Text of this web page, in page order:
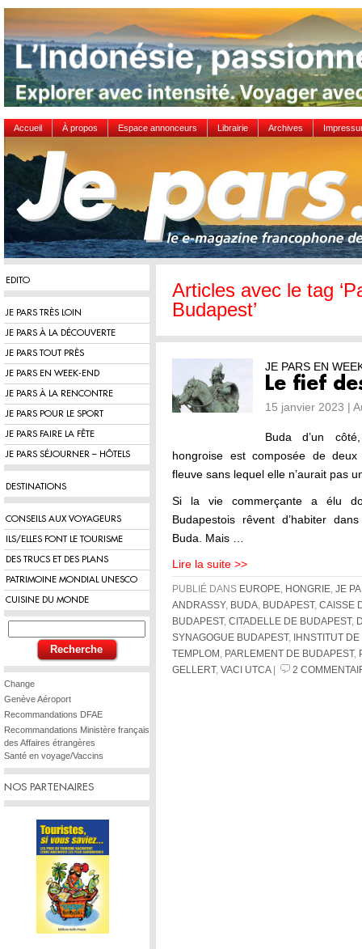
Accueil À propos Espace annonceurs Librairie Archives
EDITO
JE PARS TRÈS LOIN
JE PARS À LA DÉCOUVERTE
JE PARS TOUT PRÈS
JE PARS EN WEEK-END
JE PARS À LA RENCONTRE
JE PARS POUR LE SPORT
JE PARS FAIRE LA FÊTE
JE PARS SÉJOURNER – HÔTELS
DESTINATIONS
CONSEILS AUX VOYAGEURS
ILS/ELLES FONT LE TOURISME
DES TRUCS ET DES PLANS
PATRIMOINE MONDIAL UNESCO
CUISINE DU MONDE
Change
Genève Aéroport
Recommandations DFAE
Recommandations Ministère français
des Affaires étrangères
Santé en voyage/Vaccins
NOS PARTENAIRES
Articles avec le tag
Budapest’
JE PARS EN
Le fief
15 janvier 2023 |
Buda d’un
hongroise est composée de
fleuve sans lequel elle n’aurait pas
Si la vie commerçante a élu
Budapestois rêvent d’habiter
Buda. Mais …
Lire la suite >>
PUBLIÉ DANS EUROPE HONGRIE JE
ANDRASSY, BUDA BUDAPEST, CAISSE
BUDAPEST, CITADELLE DE BUDAPEST,
SYNAGOGUE BUDAPEST,
IHNSTITUT
TEMPLOM
PARLEMENT DE BUDAPEST,
GELLERT, VACI UTCA| 2